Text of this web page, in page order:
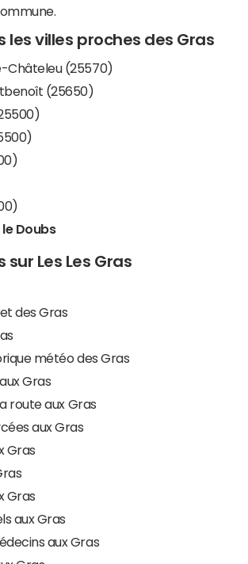
les villes proches des Gras
Châteleu (25570)
(25650)
Doubs
sur Les Les Gras
des Gras
météo des Gras
Gras
route aux Gras
aux Gras
Gras
Gras
aux Gras
aux Gras